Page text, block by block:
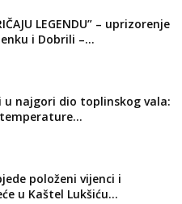
LEGENDU” – uprizorenje
i Dobrili –...
u najgori dio toplinskog vala:
položeni vijenci i
u Kaštel Lukšiću...